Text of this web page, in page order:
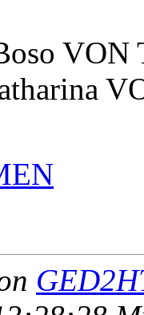
VON